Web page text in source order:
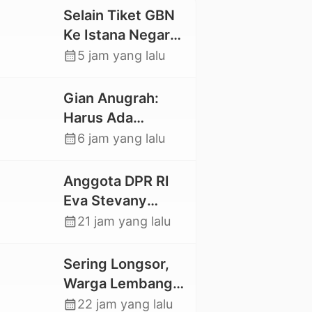
Selain Tiket GBN
Ke Istana Negara,
Mahasiswa UKI
juga Lolos ke
Pekan Seni
Mahasiswa
calendar_month5 jam yang lalu
Gian Anugrah:
Harus Ada
Kepastian Hukum
Agar Keluarga
tidak Larut dalam
Trauma dan
Berkepanjangan
calendar_month6 jam yang lalu
Anggota DPR RI
Eva Stevany
Rataba Salurkan
Warga Terdampak
Longsor di Buntu
Pepasan
calendar_month21 jam yang lalu
Sering Longsor,
Warga Lembang
Gasing Swadaya
calendar_month22 jam yang lalu